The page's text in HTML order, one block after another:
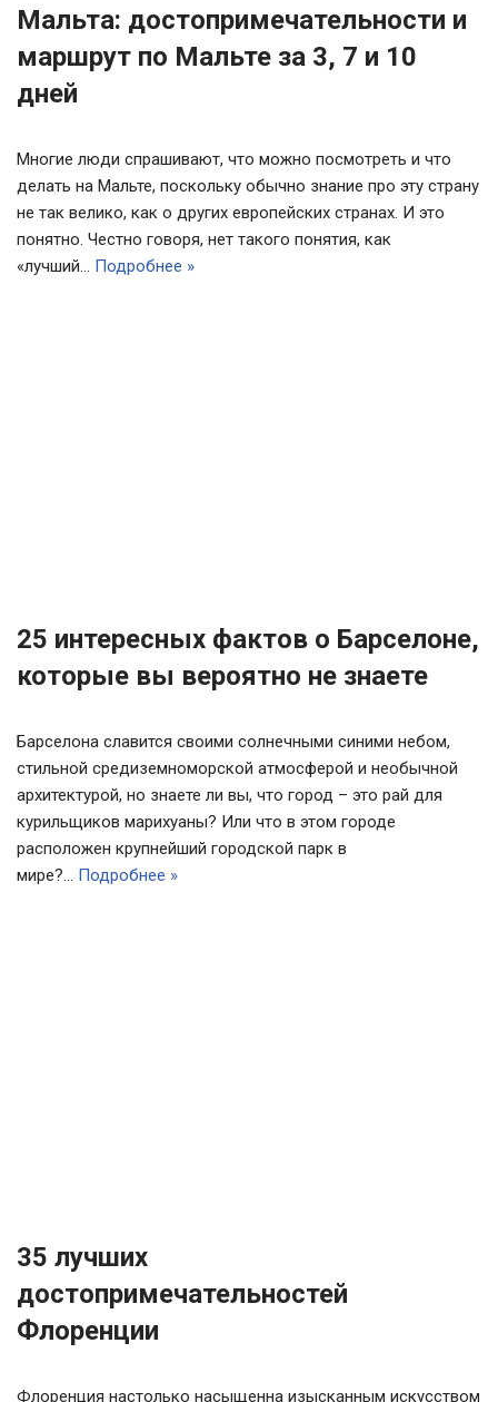
Мальта: достопримечательности и
маршрут по Мальте за 3, 7 и 10
дней
Многие люди спрашивают, что можно посмотреть и что
делать на Мальте, поскольку обычно знание про эту страну
не так велико, как о других европейских странах. И это
понятно. Честно говоря, нет такого понятия, как
«лучший… Подробнее »
25 интересных фактов о Барселоне,
которые вы вероятно не знаете
Барселона славится своими солнечными синими небом,
стильной средиземноморской атмосферой и необычной
архитектурой, но знаете ли вы, что город – это рай для
курильщиков марихуаны? Или что в этом городе
расположен крупнейший городской парк в
мире?… Подробнее »
35 лучших
достопримечательностей
Флоренции
Флоренция настолько насыщенна изысканным искусством